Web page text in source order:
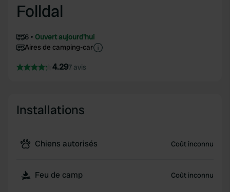
Folldal
6
Ouvert aujourd'hui
Aires de camping-car
4.297 avis
Installations
Chiens autorisés Coût inconnu
Feu de camp Coût inconnu